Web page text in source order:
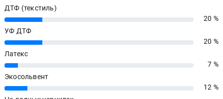
ДТФ (текстиль)
20%
20 %
УФ ДТФ
20%
20 %
Латекс
7%
7 %
Экосольвент
12%
12 %